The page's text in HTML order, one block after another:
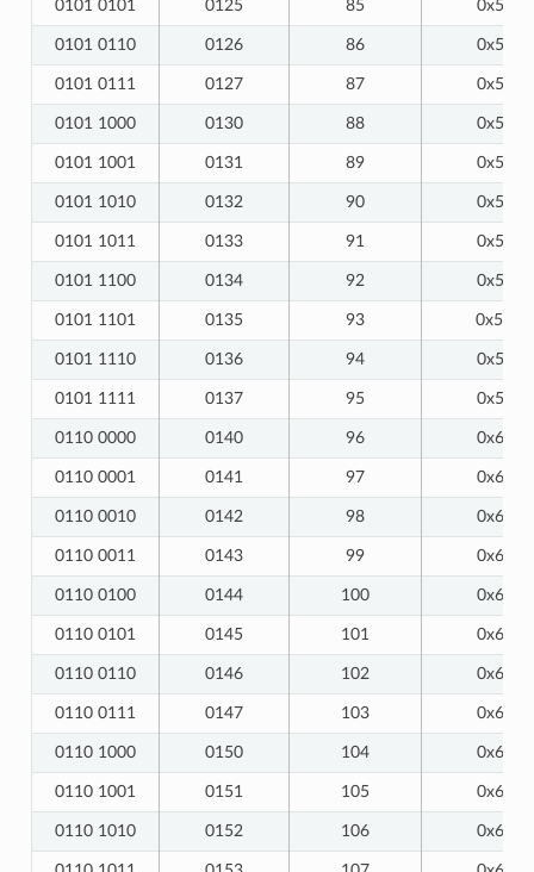
0101 0101 0125 85 0x55
0101 0110 0126 86 0x56
0101 0111 0127 87 0x57
0101 1000 0130 88 0x58
0101 1001 0131 89 0x59
0101 1010 0132 90 0x5A
0101 1011 0133 91 0x5B
0101 1100 0134 92 0x5C
0101 1101 0135 93 0x5D
0101 1110 0136 94 0x5E
0101 1111 0137 95 0x5F
0110 0000 0140 96 0x60
0110 0001 0141 97 0x61
0110 0010 0142 98 0x62
0110 0011 0143 99 0x63
0110 0100 0144 100 0x64
0110 0101 0145 101 0x65
0110 0110 0146 102 0x66
0110 0111 0147 103 0x67
0110 1000 0150 104 0x68
0110 1001 0151 105 0x69
0110 1010 0152 106 0x6A